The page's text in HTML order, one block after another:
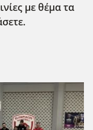
με θέμα τα